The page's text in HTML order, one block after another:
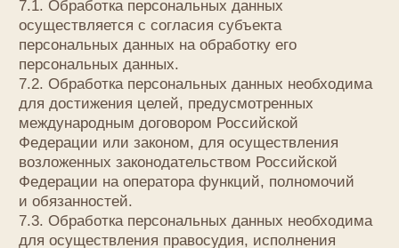
8.9. Условием прекращения обработки
персональных данных может являться достижение
целей обработки персональных данных, истечение
срока действия согласия субъекта персональных
данных, отзыв согласия субъектом персональных
данных или требование о прекращении обработки
персональных данных, а также выявление
неправомерной обработки персональных данных.
9. Перечень действий, производимых Оператором
с полученными персональными данными
9.1. Оператор осуществляет сбор, запись,
систематизацию, накопление, хранение,
уточнение (обновление, изменение), извлечение,
использование, передачу (распространение,
предоставление, доступ), обезличивание,
блокирование, удаление и уничтожение
персональных данных.
9.2. Оператор осуществляет автоматизированную